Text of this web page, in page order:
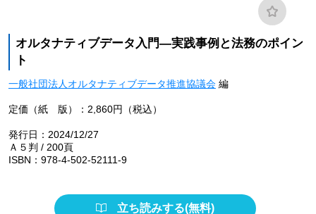
オルタナティブデータ入門―実践事例と法務のポイン
ト
一般社団法人オルタナティブデータ推進協議会編
定価（紙 版）：2,860円（税込）
発行日：2024/12/27
Ａ５判 / 200頁
ISBN：978-4-502-52111-9
立ち読みする(無料)